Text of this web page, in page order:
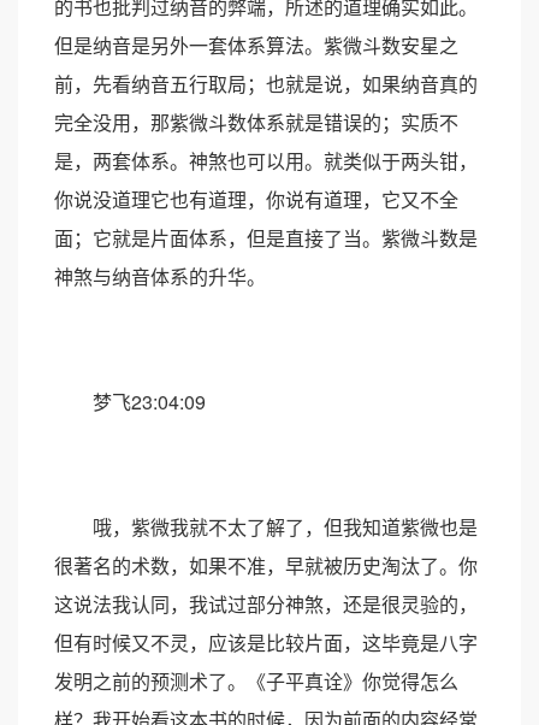
的书也批判过纳音的弊端，所述的道理确实如此。
但是纳音是另外一套体系算法。紫微斗数安星之
前，先看纳音五行取局；也就是说，如果纳音真的
完全没用，那紫微斗数体系就是错误的；实质不
是，两套体系。神煞也可以用。就类似于两头钳，
你说没道理它也有道理，你说有道理，它又不全
面；它就是片面体系，但是直接了当。紫微斗数是
神煞与纳音体系的升华。
梦飞23:04:09
哦，紫微我就不太了解了，但我知道紫微也是
很著名的术数，如果不准，早就被历史淘汰了。你
这说法我认同，我试过部分神煞，还是很灵验的，
但有时候又不灵，应该是比较片面，这毕竟是八字
发明之前的预测术了。《子平真诠》你觉得怎么